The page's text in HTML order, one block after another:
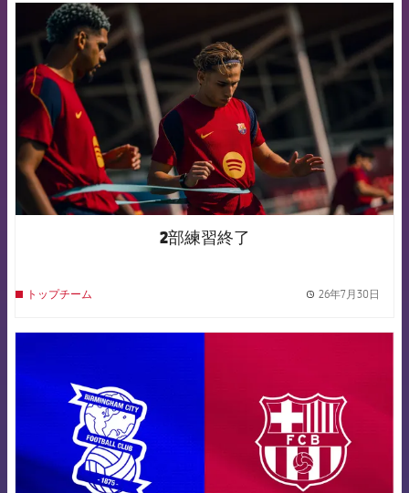
FCB Barcelona badge
2部練習終了
トップチーム 26年7月30日